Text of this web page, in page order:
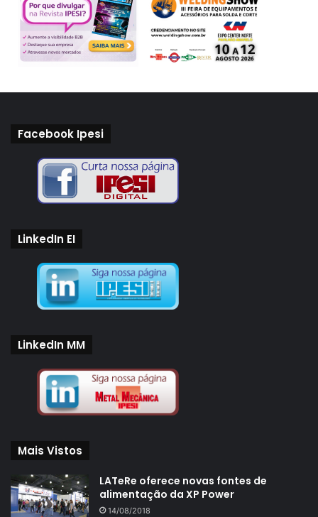
Facebook Ipesi
LinkedIn EI
LinkedIn MM
Mais Vistos
LATeRe oferece novas fontes de
alimentação da XP Power
14/08/2018